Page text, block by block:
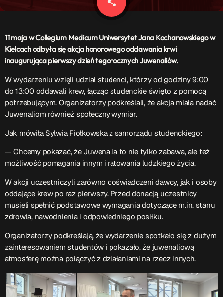
EKIPA
Rekrutacja Fraszka
Podcasty
Strona UJK
Klub WSPAK
Wirtualna Uczelnia
Biuro Karier
Punkt Interwencji Kryzysowej
Przydatne informacje
Projekt ruszył w październiku 2015 roku z inicjatywy
kieleckich studentów
Czytaj.wiecej…
11 maja w Collegium Medicum Uniwersytet Jana Kochanowskiego w
Kielcach odbyła się akcja honorowego oddawania krwi
inaugurująca pierwszy dzień tegorocznych Juwenaliów.
W wydarzeniu wzięli udział studenci, którzy od godziny 9:00
do 13:00 oddawali krew, łącząc studenckie święto z pomocą
potrzebującym. Organizatorzy podkreślali, że akcja miała nadać
Juwenaliom również społeczny wymiar.
Jak mówiła Sylwia Fiołkowska z samorządu studenckiego:
— Chcemy pokazać, że Juwenalia to nie tylko zabawa, ale też
możliwość pomagania innym i ratowania ludzkiego życia.
W akcji uczestniczyli zarówno doświadczeni dawcy, jak i osoby
oddające krew po raz pierwszy. Przed donacją uczestnicy
musieli spełnić podstawowe wymagania dotyczące m.in. stanu
zdrowia, nawodnienia i odpowiedniego posiłku.
Organizatorzy podkreślają, że wydarzenie spotkało się z dużym
zainteresowaniem studentów i pokazało, że juwenaliową
atmosferę można połączyć z działaniami na rzecz innych.